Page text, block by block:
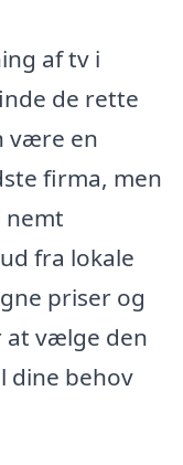
af tv i
de rette
være en
firma, men
nemt
fra lokale
priser og
at vælge den
dine behov